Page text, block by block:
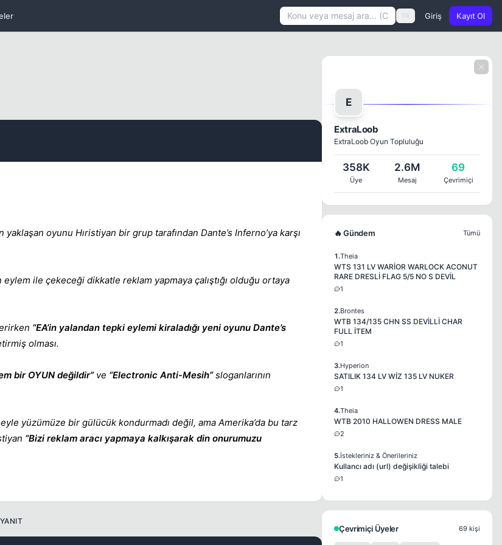
TR Giriş Kayıt Ol
oyunu Hıristiyan bir grup tarafından Dante’s Inferno’ya karşı
eylem ile çekeceği dikkatle reklam yapmaya çalıştığı olduğu ortaya
“EA’in yalandan tepki eylemi kiraladığı yeni oyunu Dante’s
olması.
bir OYUN değildir”ve “Electronic Anti-Mesih”sloganlarının
yüzümüze bir gülücük kondurmadı değil, ama Amerika’da bu tarz
“Bizi reklam aracı yapmaya kalkışarak din onurumuzu
E
ExtraLoob
ExtraLoob Oyun Topluluğu
358K
Üye
2.6M
Mesaj
69
Çevrimiçi
🔥 Gündem Tümü
1.Theia
WTS 131 LV WARİOR WARLOCK ACONUT
RARE DRESLİ FLAG 5/5 NO S DEVİL
1
2.Brontes
WTB 134/135 CHN SS DEVİLLİ CHAR
FULL İTEM
1
3.Hyperion
SATILIK 134 LV WİZ 135 LV NUKER
1
4.Theia
WTB 2010 HALLOWEN DRESS MALE
2
5.İstekleriniz & Önerileriniz
Kullancı adı (url) değişikliği talebi
1
Çevrimiçi Üyeler 69 kişi